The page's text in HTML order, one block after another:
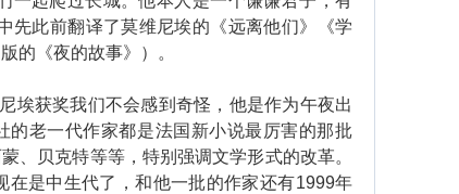
先此前翻译了莫维尼埃的《远离他们》《学
的《夜的故事》）。
获奖我们不会感到奇怪，他是作为午夜出
的老一代作家都是法国新小说最厉害的那批
、贝克特等等，特别强调文学形式的改革。
是中生代了，和他一批的作家还有1999年